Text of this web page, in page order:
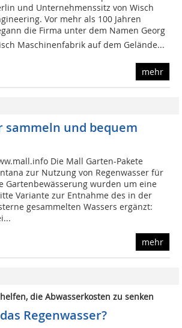
und Unternehmenssitz von Wisch
Vor mehr als 100 Jahren
die Firma unter dem Namen Georg
Maschinenfabrik auf dem Gelände...
mehr
sammeln und bequem
Die Mall Garten-Pakete
zur Nutzung von Regenwasser für
Gartenbewässerung wurden um eine
Variante zur Entnahme des in der
gesammelten Wassers ergänzt:
mehr
die Abwasserkosten zu senken
Regenwasser?